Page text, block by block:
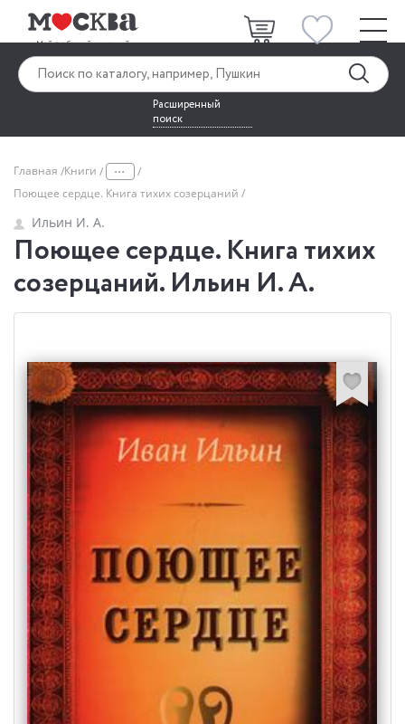
Расширенный
поиск
Главная Книги ...
Поющее сердце. Книга тихих созерцаний
Ильин И. А.
Поющее сердце. Книга тихих
созерцаний. Ильин И. А.